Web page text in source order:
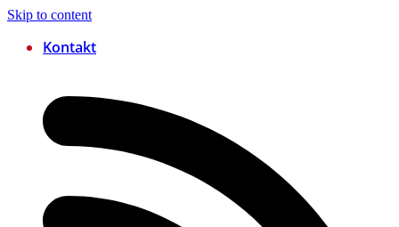
Skip to content
Kontakt